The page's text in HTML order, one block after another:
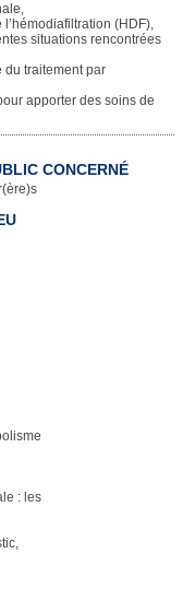
(HDF),
situations rencontrées
du traitement par
apporter des soins de
CONCERNÉ
: les